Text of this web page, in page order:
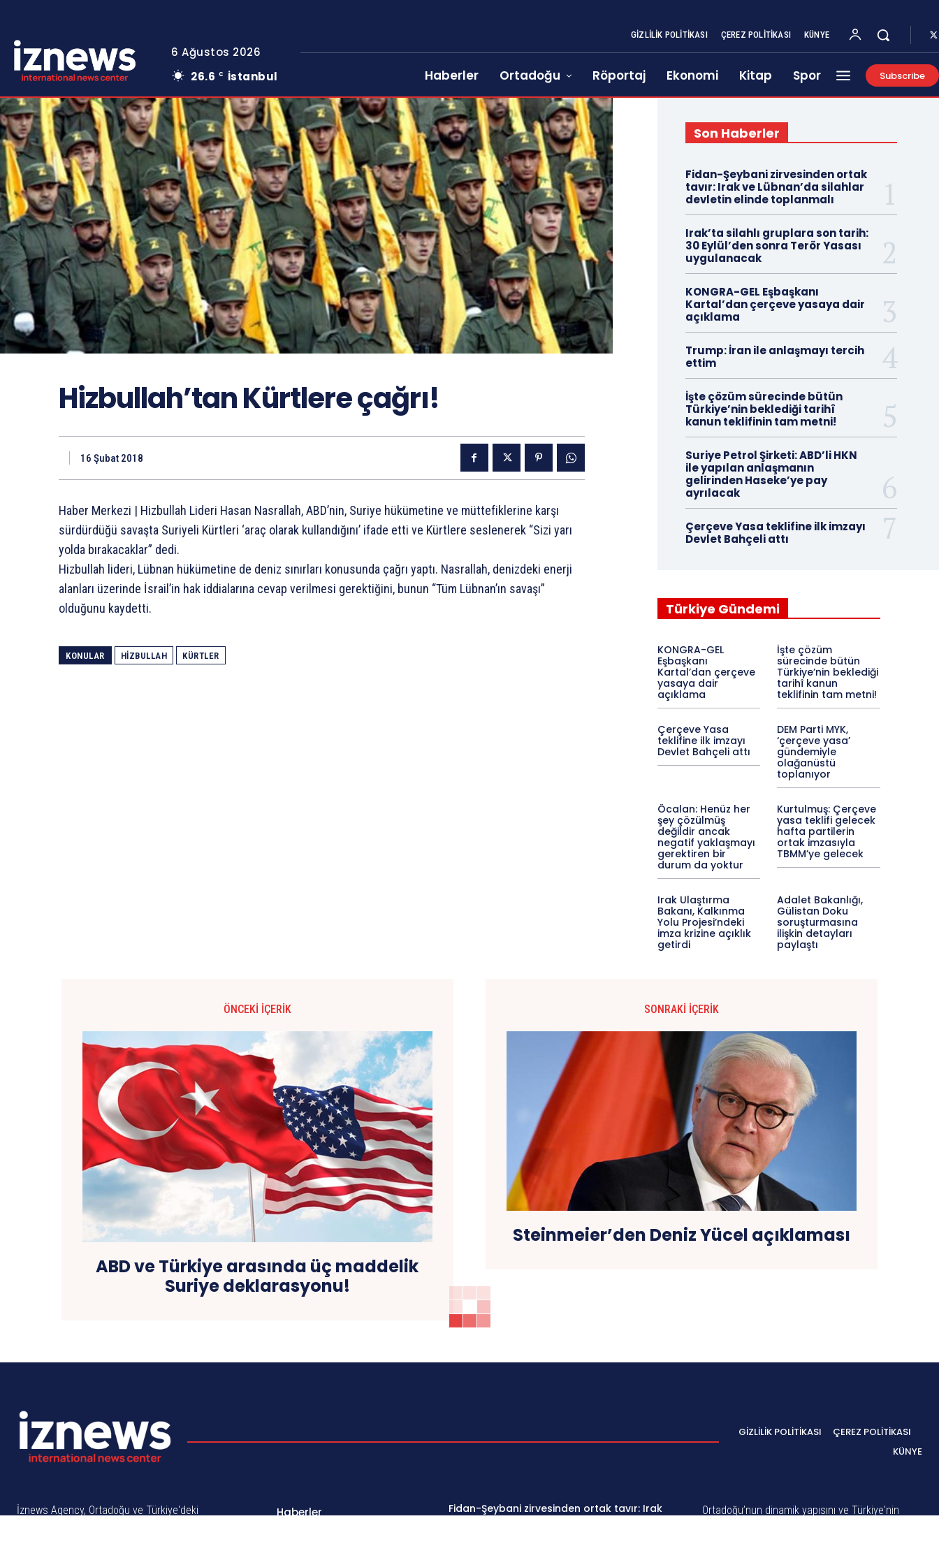
6 Ağustos 2026
26.6 C İstanbul
GIZLILIK POLITIKASI ÇEREZ POLITIKASI KÜNYE
Haberler Ortadoğu Röportaj Ekonomi Kitap Spor Subscribe
Hizbullah’tan Kürtlere çağrı!
16 Şubat 2018
Haber Merkezi | Hizbullah Lideri Hasan Nasrallah, ABD’nin, Suriye hükümetine ve müttefiklerine karşı
sürdürdüğü savaşta Suriyeli Kürtleri ‘araç olarak kullandığını’ ifade etti ve Kürtlere seslenerek “Sizi yarı
yolda bırakacaklar” dedi.
Hizbullah lideri, Lübnan hükümetine de deniz sınırları konusunda çağrı yaptı. Nasrallah, denizdeki enerji
alanları üzerinde İsrail’in hak iddialarına cevap verilmesi gerektiğini, bunun “Tüm Lübnan’ın savaşı”
olduğunu kaydetti.
KONULAR HIZBULLAH KÜRTLER
Son Haberler
Fidan-Şeybani zirvesinden ortak
tavır: Irak ve Lübnan’da silahlar
devletin elinde toplanmalı
Irak’ta silahlı gruplara son tarih:
30 Eylül’den sonra Terör Yasası
uygulanacak
KONGRA-GEL Eşbaşkanı
Kartal’dan çerçeve yasaya dair
açıklama
Trump: İran ile anlaşmayı tercih
ettim
İşte çözüm sürecinde bütün
Türkiye’nin beklediği tarihî
kanun teklifinin tam metni!
Suriye Petrol Şirketi: ABD’li HKN
ile yapılan anlaşmanın
gelirinden Haseke’ye pay
ayrılacak
Çerçeve Yasa teklifine ilk imzayı
Devlet Bahçeli attı
Türkiye Gündemi
KONGRA-GEL
Eşbaşkanı
Kartal’dan çerçeve
yasaya dair
açıklama
İşte çözüm
sürecinde bütün
Türkiye’nin beklediği
tarihî kanun
teklifinin tam metni!
Çerçeve Yasa
teklifine ilk imzayı
Devlet Bahçeli attı
DEM Parti MYK,
‘çerçeve yasa’
gündemiyle
olağanüstü
toplanıyor
Öcalan: Henüz her
şey çözülmüş
değildir ancak
negatif yaklaşmayı
gerektiren bir
durum da yoktur
Kurtulmuş: Çerçeve
yasa teklifi gelecek
hafta partilerin
ortak imzasıyla
TBMM’ye gelecek
Irak Ulaştırma
Bakanı, Kalkınma
Yolu Projesi’ndeki
imza krizine açıklık
getirdi
Adalet Bakanlığı,
Gülistan Doku
soruşturmasına
ilişkin detayları
paylaştı
ÖNCEKI İÇERIK
ABD ve Türkiye arasında üç maddelik
Suriye deklarasyonu!
SONRAKI İÇERIK
Steinmeier’den Deniz Yücel açıklaması
GIZLILIK POLITIKASI
ÇEREZ POLITIKASI
KÜNYE
İznews Agency, Ortadoğu ve Türkiye'deki
Haberler
Fidan-Şeybani zirvesinden ortak tavır: Irak
ve Lübnan’da silahlar devletin elinde
Ortadoğu’nun dinamik yapısını ve Türkiye'nin